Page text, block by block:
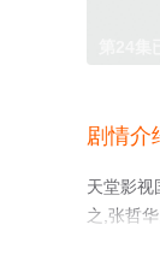
剧情介
天堂影视
之,张哲
荣飞等